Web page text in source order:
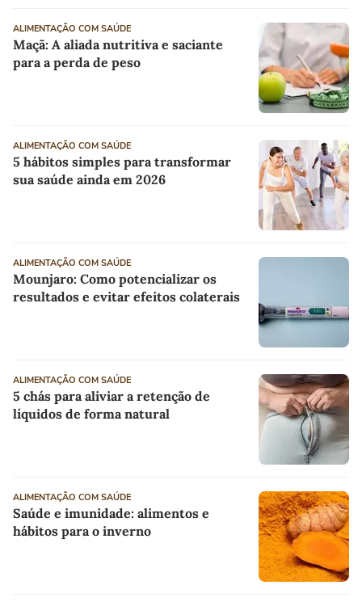
ALIMENTAÇÃO COM SAÚDE
Maçã: A aliada nutritiva e saciante
para a perda de peso
ALIMENTAÇÃO COM SAÚDE
5 hábitos simples para transformar
sua saúde ainda em 2026
ALIMENTAÇÃO COM SAÚDE
Mounjaro: Como potencializar os
resultados e evitar efeitos colaterais
ALIMENTAÇÃO COM SAÚDE
5 chás para aliviar a retenção de
líquidos de forma natural
ALIMENTAÇÃO COM SAÚDE
Saúde e imunidade: alimentos e
hábitos para o inverno